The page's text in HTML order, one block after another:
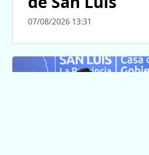
07/08/2026 13:31